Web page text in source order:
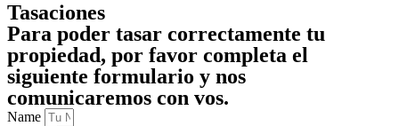
Tasaciones
Para poder tasar correctamente tu
propiedad, por favor completa el
siguiente formulario y nos
comunicaremos con vos.
Name